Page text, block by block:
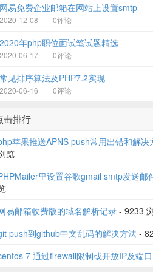
网易免费企业邮箱在网站上设置smtp
2020-12-08 0评论
2020年php职位面试笔试题精选
2020-06-17 0评论
常见排序算法及PHP7.2实现
2020-06-16 0评论
击排行
苹果推送APNS push常用出错和解决
览
里设置谷歌gmail smtp发送邮
易邮箱收费版的域名解析记录 - 9233
push到github中文乱码的解决方法 -
7 通过firewall限制或开放IP及端口